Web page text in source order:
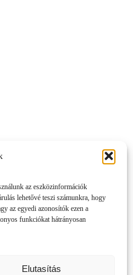
az eszközinformációk
lehetővé teszi számunkra, hogy
az egyedi azonosítók ezen a
funkciókat hátrányosan
Elutasítás